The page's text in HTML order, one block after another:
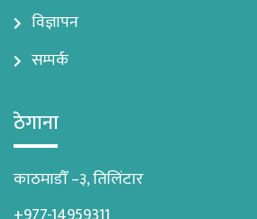
विज्ञापन
सम्पर्क
ठेगाना
काठमाडौँ –३, तिलिंटार